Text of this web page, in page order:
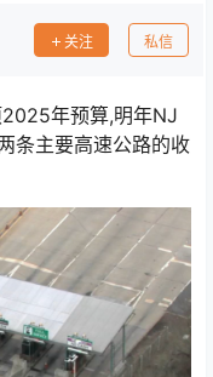
关注 私信
年预算,明年NJ
条主要高速公路的收